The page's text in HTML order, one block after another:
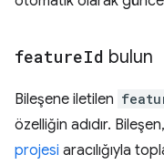
featureId bulun
Bileşene iletilen
özelliğin adıdır.
projesi aracılığıyla